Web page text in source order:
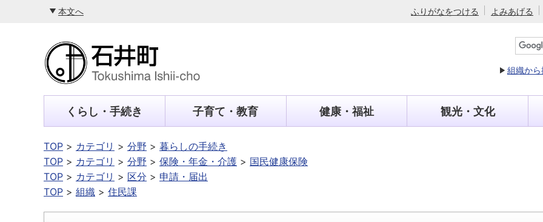
本文へ ふりがなをつける よみあげる
組織から
くらし・手続き 子育て・教育 健康・福祉 観光・文化
TOP カテゴリ 分野
暮らしの手続き
TOP
カテゴリ 分野 保険・年金・介護
国民健康保険
TOP
カテゴリ 区分
申請・届出
TOP
組織 住民課